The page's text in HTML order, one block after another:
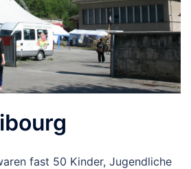
fast 50 Kinder, Jugendliche